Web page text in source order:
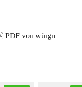
PDF von würgn